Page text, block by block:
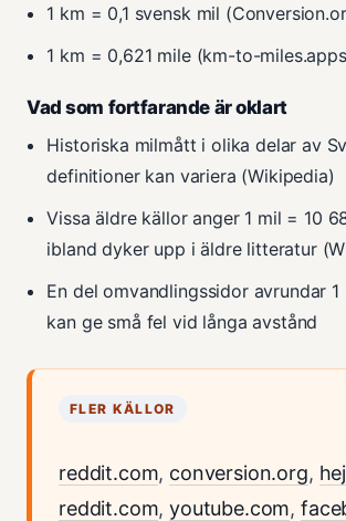
1 km = 0,1 svensk mil
1 km = 0,621 mile (km-to-
Vad som fortfarande är oklart
Historiska milmått i olika delar av
definitioner kan variera (Wikipedia)
Vissa äldre källor anger 1 mil = 10
ibland dyker upp i äldre litteratur
En del omvandlingssidor avrundar
kan ge små fel vid långa avstånd
FLER KÄLLOR
reddit.com, conversion.org,
reddit.com,youtube.com,